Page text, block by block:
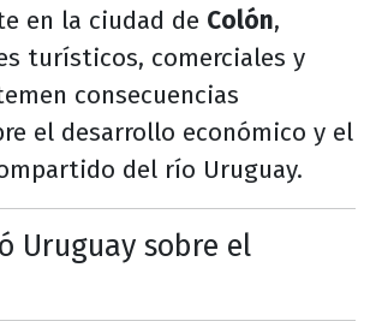
en la ciudad de Colón,
turísticos, comerciales y
consecuencias
el desarrollo económico y el
del río Uruguay.
Uruguay sobre el